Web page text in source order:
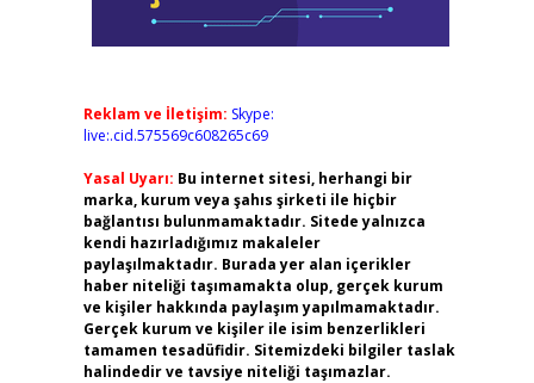
Reklam ve İletişim: Skype:
live:.cid.575569c608265c69
Yasal Uyarı: Bu internet sitesi, herhangi bir
marka, kurum veya şahıs şirketi ile hiçbir
bağlantısı bulunmamaktadır. Sitede yalnızca
kendi hazırladığımız makaleler
paylaşılmaktadır. Burada yer alan içerikler
haber niteliği taşımamakta olup, gerçek kurum
ve kişiler hakkında paylaşım yapılmamaktadır.
Gerçek kurum ve kişiler ile isim benzerlikleri
tamamen tesadüfidir. Sitemizdeki bilgiler taslak
halindedir ve tavsiye niteliği taşımazlar.